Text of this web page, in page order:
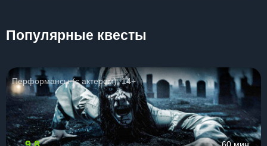
Популярные квесты
Перформансы (с актером), 14+